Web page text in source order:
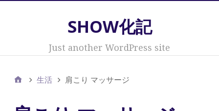
SHOW化記
Just another WordPress site
生活 肩こり マッサージ